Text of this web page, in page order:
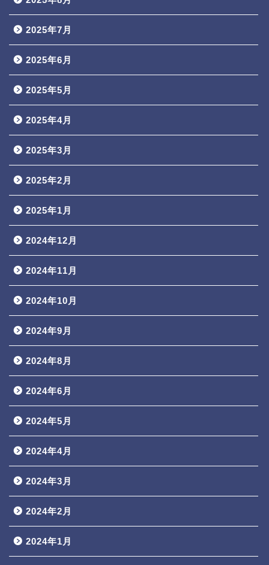
2025年7月
2025年6月
2025年5月
2025年4月
2025年3月
2025年2月
2025年1月
2024年12月
2024年11月
2024年10月
2024年9月
2024年8月
2024年6月
2024年5月
2024年4月
2024年3月
2024年2月
2024年1月